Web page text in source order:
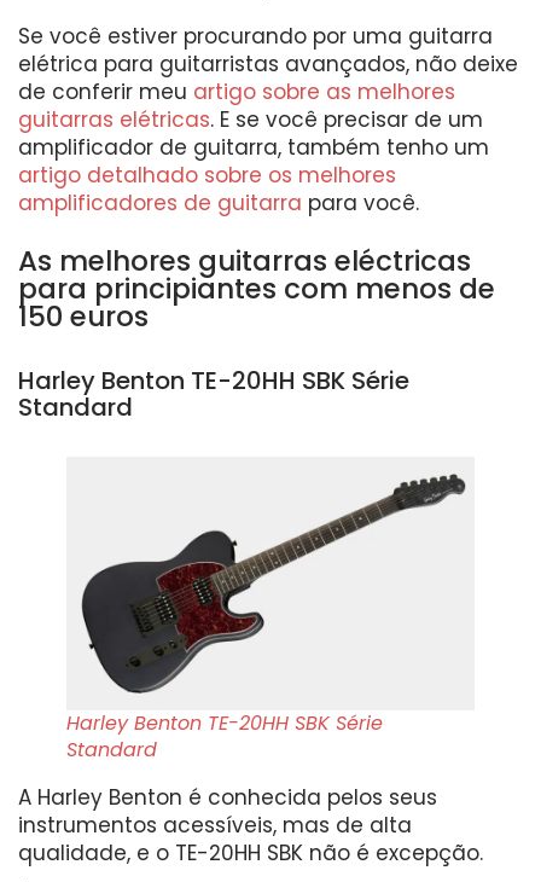
Se você estiver procurando por uma guitarra
elétrica para guitarristas avançados, não deixe
de conferir meu artigo sobre as melhores
guitarras elétricas. E se você precisar de um
amplificador de guitarra, também tenho um
artigo detalhado sobre os melhores
amplificadores de guitarra para você.
As melhores guitarras eléctricas
para principiantes com menos de
150 euros
Harley Benton TE-20HH SBK Série
Standard
Harley Benton TE-20HH SBK Série
Standard
A Harley Benton é conhecida pelos seus
instrumentos acessíveis, mas de alta
qualidade, e o TE-20HH SBK não é excepção.